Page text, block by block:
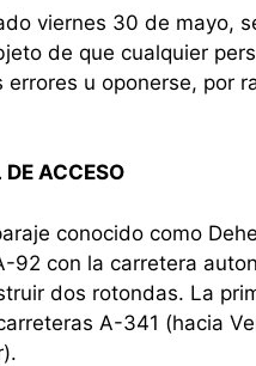
viernes 30 de mayo,
de que cualquier
u oponerse, por
ACCESO
conocido como
92 con la carretera
dos rotondas. La
A-341 (hacia